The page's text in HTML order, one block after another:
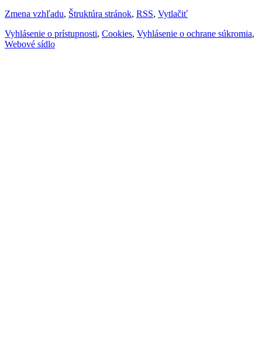
Zmena vzhľadu, Štruktúra stránok, RSS, Vytlačiť
Vyhlásenie o prístupnosti, Cookies, Vyhlásenie o ochrane súkromia,
Webové sídlo